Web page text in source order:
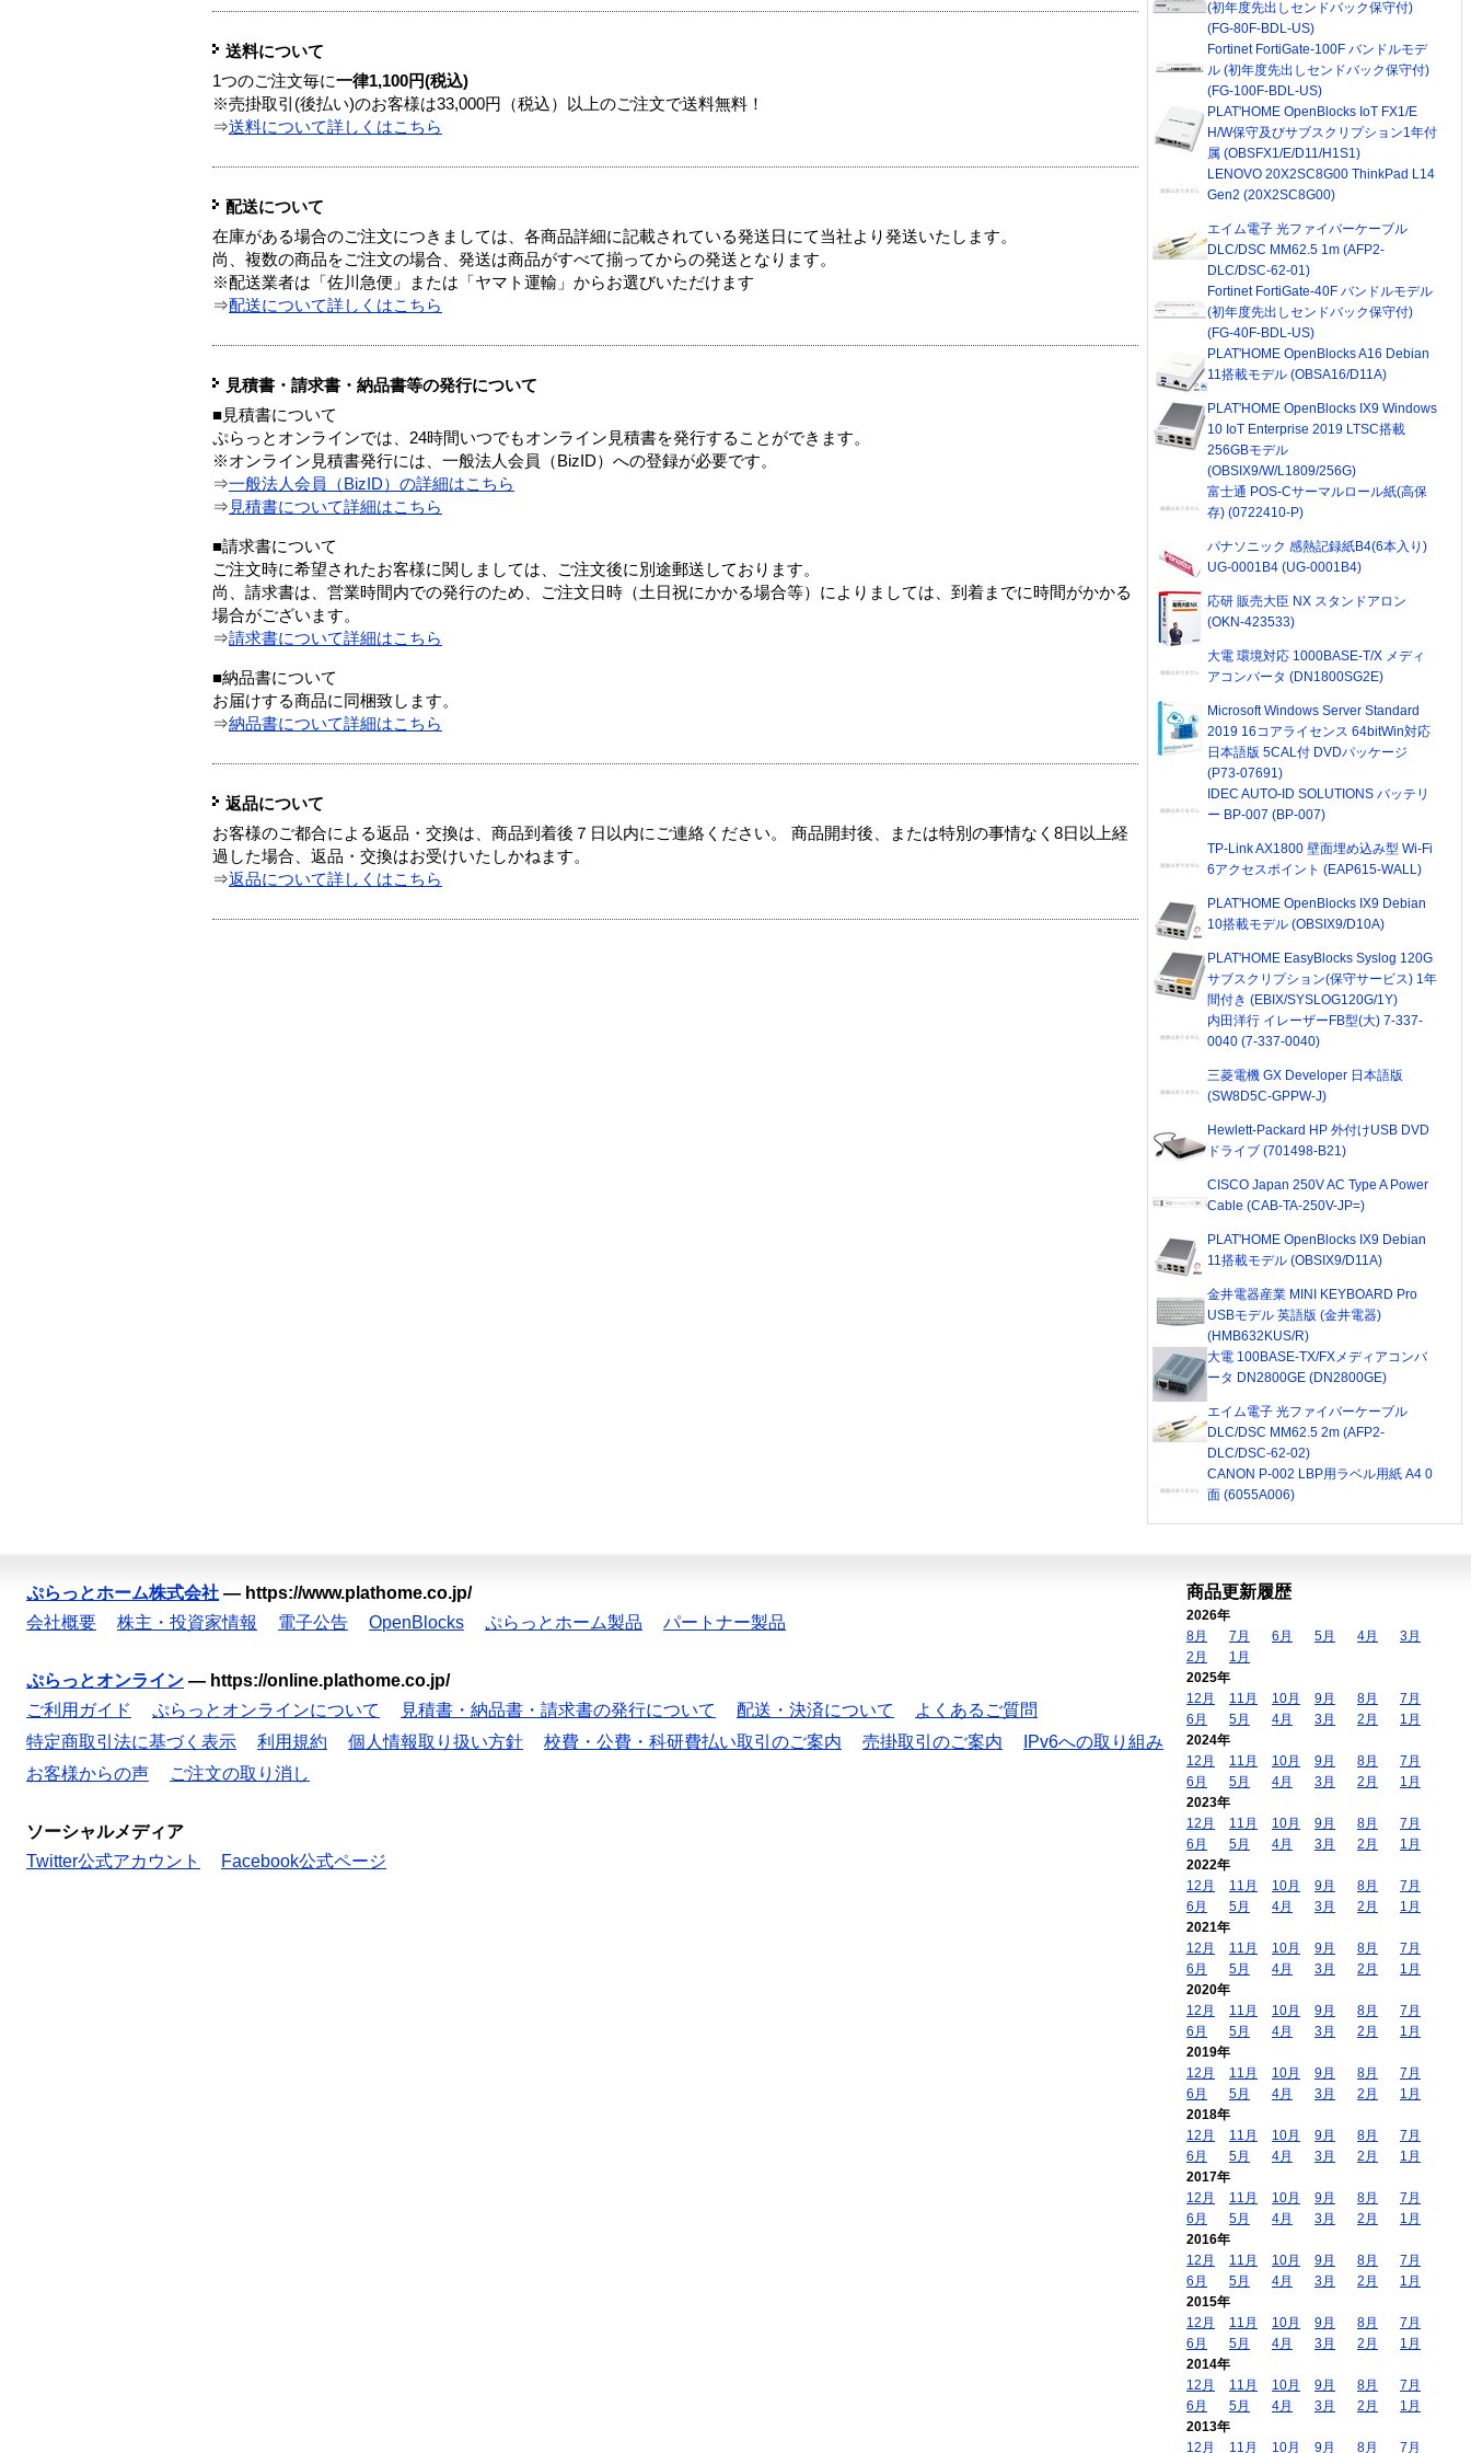
送料について
1つのご注文毎に一律1,100円(税込)
※売掛取引(後払い)のお客様は33,000円（税込）以上のご注文で送料無料！
⇒送料について詳しくはこちら
配送について
在庫がある場合のご注文につきましては、各商品詳細に記載されている発送日にて当社より発送いたします。
尚、複数の商品をご注文の場合、発送は商品がすべて揃ってからの発送となります。
※配送業者は「佐川急便」または「ヤマト運輸」からお選びいただけます
⇒配送について詳しくはこちら
見積書・請求書・納品書等の発行について
■見積書について
ぷらっとオンラインでは、24時間いつでもオンライン見積書を発行することができます。
※オンライン見積書発行には、一般法人会員（BizID）への登録が必要です。
⇒一般法人会員（BizID）の詳細はこちら
⇒ 見積書について詳細はこちら
■請求書について
ご注文時に希望されたお客様に関しましては、ご注文後に別途郵送しております。
尚、請求書は、営業時間内での発行のため、ご注文日時（土日祝にかかる場合等）によりましては、到着までに時間がかかる
場合がございます。
⇒請求書について詳細はこちら
■納品書について
お届けする商品に同梱致します。
⇒納品書について詳細はこちら
返品について
お客様のご都合による返品・交換は、商品到着後７日以内にご連絡ください。 商品開封後、または特別の事情なく8日以上経
過した場合、返品・交換はお受けいたしかねます。
⇒返品について詳しくはこちら
(初年度先出しセンドバック保守付)
(FG-80F-BDL-US)
Fortinet FortiGate-100F バンドルモデ
ル (初年度先出しセンドバック保守付)
(FG-100F-BDL-US)
PLAT'HOME OpenBlocks IoT FX1/E
H/W保守及びサブスクリプション1年付
属 (OBSFX1/E/D11/H1S1)
LENOVO 20X2SC8G00 ThinkPad L14
Gen2 (20X2SC8G00)
エイム電子 光ファイバーケーブル
DLC/DSC MM62.5 1m (AFP2-
DLC/DSC-62-01)
Fortinet FortiGate-40F バンドルモデル
(初年度先出しセンドバック保守付)
(FG-40F-BDL-US)
PLAT'HOME OpenBlocks A16 Debian
11搭載モデル (OBSA16/D11A)
PLAT'HOME OpenBlocks IX9 Windows
10 IoT Enterprise 2019 LTSC搭載
256GBモデル
(OBSIX9/W/L1809/256G)
富士通 POS-Cサーマルロール紙(高保
存) (0722410-P)
パナソニック 感熱記録紙B4(6本入り)
UG-0001B4 (UG-0001B4)
応研 販売大臣 NX スタンドアロン
(OKN-423533)
大電 環境対応 1000BASE-T/X メディ
アコンバータ (DN1800SG2E)
Microsoft Windows Server Standard
2019 16コアライセンス 64bitWin対応
日本語版 5CAL付 DVDパッケージ
(P73-07691)
IDEC AUTO-ID SOLUTIONS バッテリ
ー BP-007 (BP-007)
TP-Link AX1800 壁面埋め込み型 Wi-Fi
6アクセスポイント (EAP615-WALL)
PLAT'HOME OpenBlocks IX9 Debian
10搭載モデル (OBSIX9/D10A)
PLAT'HOME EasyBlocks Syslog 120G
サブスクリプション(保守サービス) 1年
間付き (EBIX/SYSLOG120G/1Y)
内田洋行 イレーザーFB型(大) 7-337-
0040 (7-337-0040)
三菱電機 GX Developer 日本語版
(SW8D5C-GPPW-J)
Hewlett-Packard HP 外付けUSB DVD
ドライブ (701498-B21)
CISCO Japan 250V AC Type A Power
Cable (CAB-TA-250V-JP=)
PLAT'HOME OpenBlocks IX9 Debian
11搭載モデル (OBSIX9/D11A)
金井電器産業 MINI KEYBOARD Pro
USBモデル 英語版 (金井電器)
(HMB632KUS/R)
大電 100BASE-TX/FXメディアコンバ
ータ DN2800GE (DN2800GE)
エイム電子 光ファイバーケーブル
DLC/DSC MM62.5 2m (AFP2-
DLC/DSC-62-02)
CANON P-002 LBP用ラベル用紙 A4 0
面 (6055A006)
ぷらっとホーム株式会社 — https://www.plathome.co.jp/
会社概要
株主・投資家情報 電子公告 OpenBlocks ぷらっとホーム製品 パートナー製品
ぷらっとオンライン — https://online.plathome.co.jp/
ご利用ガイド
ぷらっとオンラインについて 見積書・納品書・請求書の発行について 配送・決済について
よくあるご質問
特定商取引法に基づく表示
利用規約 個人情報取り扱い方針 校費・公費・科研費払い取引のご案内 売掛取引のご案内
IPv6への取り組み
お客様からの声
ご注文の取り消し
ソーシャルメディア
Twitter公式アカウント
Facebook公式ページ
商品更新履歴
2026年
8月
7月 6月 5月 4月
3月
2月
1月
2025年
12月
11月 10月 9月 8月
7月
6月
5月 4月 3月 2月
1月
2024年
12月
11月 10月 9月 8月
7月
6月
5月 4月 3月 2月
1月
2023年
12月
11月 10月 9月 8月
7月
6月
5月 4月 3月 2月
1月
2022年
12月
11月 10月 9月 8月
7月
6月
5月 4月 3月 2月
1月
2021年
12月
11月 10月 9月 8月
7月
6月
5月 4月 3月 2月
1月
2020年
12月
11月 10月 9月 8月
7月
6月
5月 4月 3月 2月
1月
2019年
12月
11月 10月 9月 8月
7月
6月
5月 4月 3月 2月
1月
2018年
12月
11月 10月 9月 8月
7月
6月
5月 4月 3月 2月
1月
2017年
12月
11月 10月 9月 8月
7月
6月
5月 4月 3月 2月
1月
2016年
12月
11月 10月 9月 8月
7月
6月
5月 4月 3月 2月
1月
2015年
12月
11月 10月 9月 8月
7月
6月
5月 4月 3月 2月
1月
2014年
12月
11月 10月 9月 8月
7月
6月
5月 4月 3月 2月
1月
2013年
12月
11月 10月 9月 8月 7月